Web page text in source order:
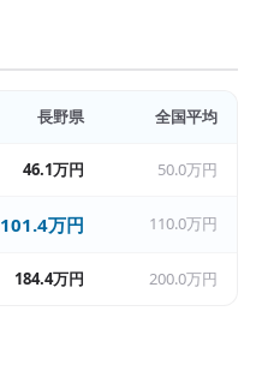
長野県 全国平均
46.1万円 50.0万円
101.4万円 110.0万円
184.4万円 200.0万円